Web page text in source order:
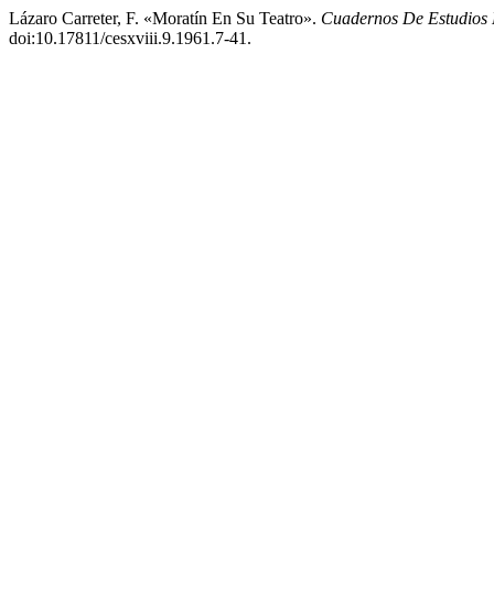
Lázaro Carreter, F. «Moratín En Su Teatro». Cuadernos De
doi:10.17811/cesxviii.9.1961.7-41.